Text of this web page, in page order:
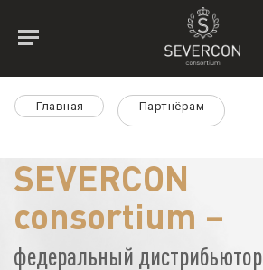
Главная Партнёрам
SEVERCON
consortium –
федеральный дистрибьютор